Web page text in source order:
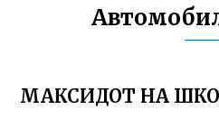
МАКСИДОТ НА